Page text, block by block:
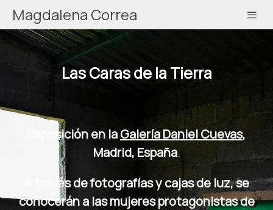
Magdalena Correa
Las Caras de la Tierra
Exposición en laGalería Daniel Cuevas,
Madrid, España.
A través de fotografías y cajas de luz, se
conocerán a las mujeres protagonistas de